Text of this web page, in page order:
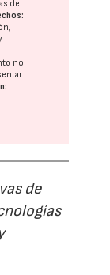
del
no
de